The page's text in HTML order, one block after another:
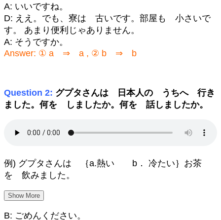
A: いいですね。
D: ええ。でも、寮は 古いです。部屋も 小さいで
す。 あまり便利じゃありません。
A: そうですか。
Answer: ① a ⇒ a , ② b ⇒ b
Question 2: グプタさんは 日本人の うちへ 行き
ました。何を しましたか。何を 話しましたか。
例) グプタさんは ｛a.熱い b． 冷たい｝お茶
を 飲みました。
Show More
B: ごめんください。